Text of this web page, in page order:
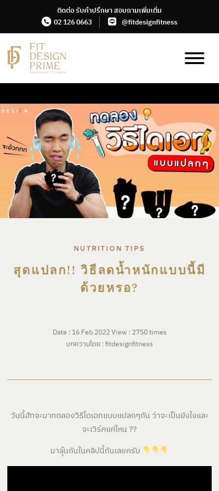
the
content
ติดต่อ รับคำปรึกษา สอบถามเพิ่มเติ่ม
02 126 0663
@fitdesignfitness
NUTRITION TIPS
สุดแปลก!! วิธีลดน้ำหนักแบบนี้มี
ด้วยหรอ?
Date : 16 Feb 2022View : 2750 times
บทความโดย : fitdesignfitness
วันนี้ฮัทจะมาทดลองวิธีไดเอทแบบแปลกๆกัน ว่าจะเป็นยังไงและ
จะเวิร์คแค่ไหน ??
มาลุ้นกันในคลิปนี้กันเลยครับ